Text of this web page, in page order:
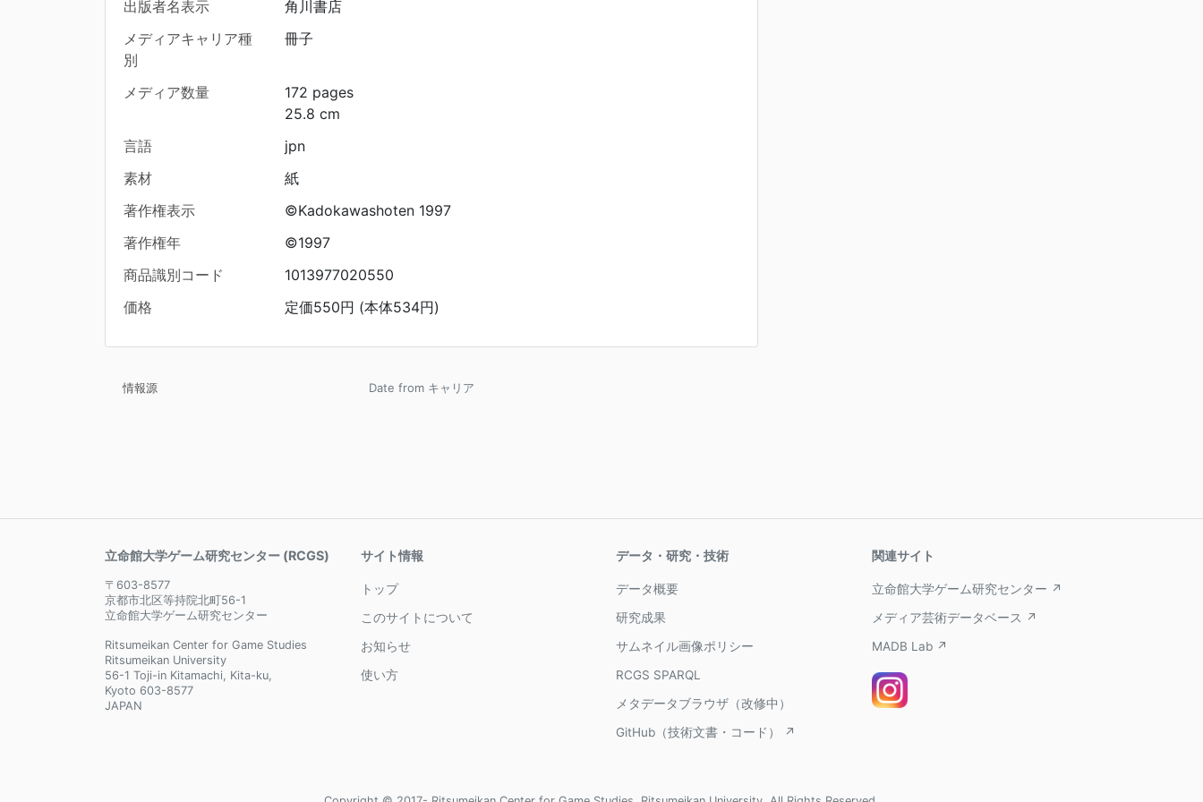
出版者名表示
角川書店
メディアキャリア種
別
冊子
メディア数量
172 pages
25.8 cm
言語
jpn
素材
紙
著作権表示
©Kadokawashoten 1997
著作権年
©1997
商品識別コード
1013977020550
価格
定価550円 (本体534円)
情報源 Date from キャリア
立命館大学ゲーム研究センター (RCGS)
〒603-8577
京都市北区等持院北町56-1
立命館大学ゲーム研究センター
Ritsumeikan Center for Game Studies
Ritsumeikan University
56-1 Toji-in Kitamachi, Kita-ku,
Kyoto 603-8577
JAPAN
サイト情報
トップ
このサイトについて
お知らせ
使い方
データ・研究・技術
データ概要
研究成果
サムネイル画像ポリシー
RCGS SPARQL
メタデータブラウザ（改修中）
GitHub（技術文書・コード） ↗
関連サイト
立命館大学ゲーム研究センター ↗
メディア芸術データベース ↗
MADB Lab ↗